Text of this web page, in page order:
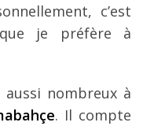
c’est
je préfère à
aussi nombreux à
. Il compte